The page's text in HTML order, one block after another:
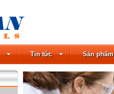
Tin tức Sản phẩm